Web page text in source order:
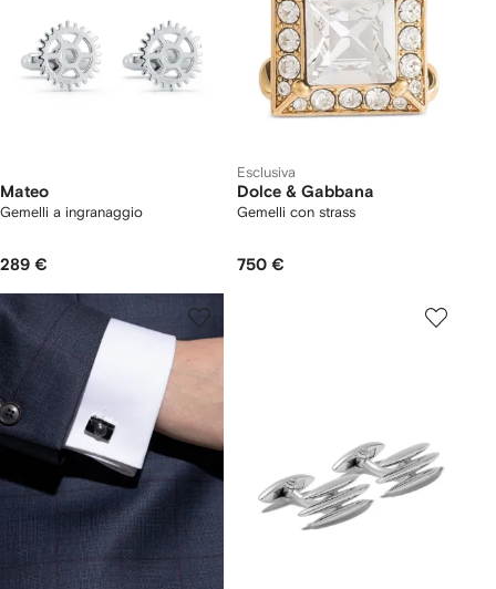
Mateo
Gemelli a ingranaggio
289 €
Esclusiva
Dolce & Gabbana
Gemelli con strass
750 €